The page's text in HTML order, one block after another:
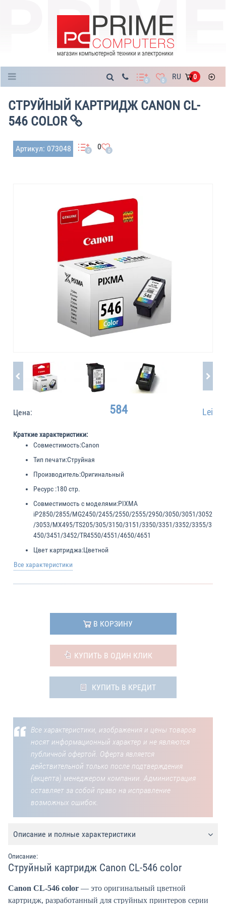
0 0 RU 0
СТРУЙНЫЙ КАРТРИДЖ CANON CL-
546 COLOR
Артикул: 073048 0 0 0
Цена: 584 Lei
Краткие характеристики:
Совместимость:Canon
Тип печати:Струйная
Производитель:Оригинальный
Ресурс :180 стр.
Совместимость с моделями:PIXMA
iP2850/2855/MG2450/2455/2550/2555/2950/3050/3051/3052
/3053/MX495/TS205/305/3150/3151/3350/3351/3352/3355/3
450/3451/3452/TR4550/4551/4650/4651
Цвет картриджа:Цветной
Все характеристики
В КОРЗИНУ
КУПИТЬ В ОДИН КЛИК
КУПИТЬ В КРЕДИТ
Все характеристики, изображения и цены товаров
носят информационный характер и не являются
публичной офертой. Оферта является
действительной только после подтверждения
(акцепта) менеджером компании. Администрация
оставляет за собой право на исправление
возможных ошибок.
Описание и полные характеристики
Описание:
Струйный картридж Canon CL-546 color
Canon CL-546 color — это оригинальный цветной
картридж, разработанный для струйных принтеров серии